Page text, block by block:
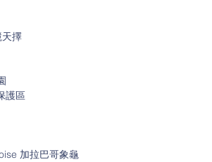
擇
護區
加拉巴哥象龜